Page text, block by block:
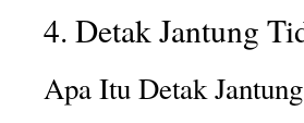
4. Detak Jantung
Apa Itu Detak